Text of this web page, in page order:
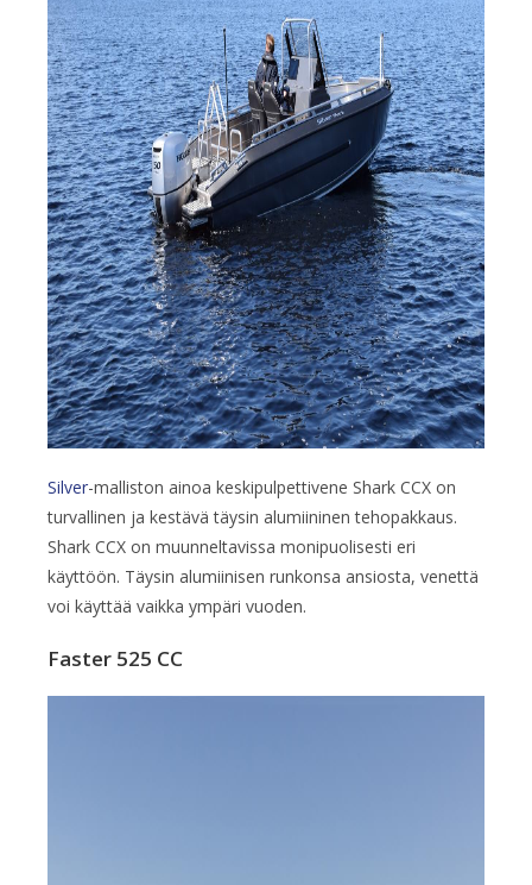
Silver-malliston ainoa keskipulpettivene Shark CCX on
turvallinen ja kestävä täysin alumiininen tehopakkaus.
Shark CCX on muunneltavissa monipuolisesti eri
käyttöön. Täysin alumiinisen runkonsa ansiosta, venettä
voi käyttää vaikka ympäri vuoden.
Faster 525 CC